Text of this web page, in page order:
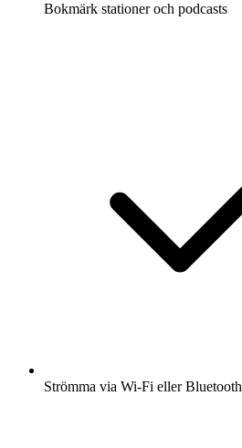
Bokmärk stationer och podcasts
Strömma via Wi-Fi eller Bluetooth